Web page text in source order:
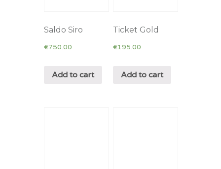
Saldo Siro
€750.00
Add to cart
Ticket Gold
€195.00
Add to cart